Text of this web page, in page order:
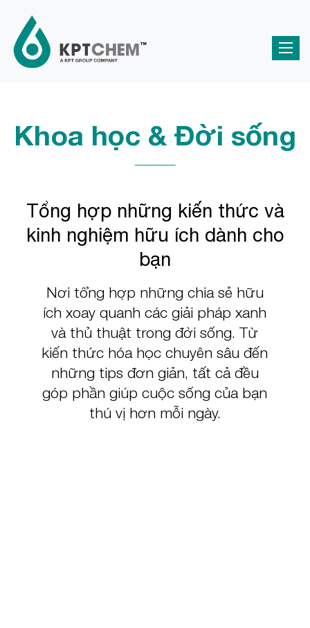
Khoa học & Đời sống
Tổng hợp những kiến thức và
kinh nghiệm hữu ích dành cho
bạn
Nơi tổng hợp những chia sẻ hữu
ích xoay quanh các giải pháp xanh
và thủ thuật trong đời sống. Từ
kiến thức hóa học chuyên sâu đến
những tips đơn giản, tất cả đều
góp phần giúp cuộc sống của bạn
thú vị hơn mỗi ngày.